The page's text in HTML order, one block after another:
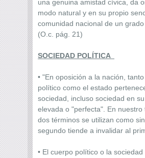
una genuina amistad cívica, da
modo natural y en su propio
comunidad nacional de un
(O.c. pág. 21)
SOCIEDAD POLÍTICA
• "En oposición a la nación,
político como el estado
sociedad, incluso sociedad en
elevada o "perfecta". En nuestro
dos términos se utilizan como
segundo tiende a invalidar al
• El cuerpo político o la